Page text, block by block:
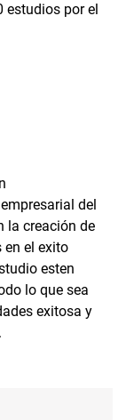
estudios por el
del
la creación de
en el exito
esten
lo que sea
exitosa y